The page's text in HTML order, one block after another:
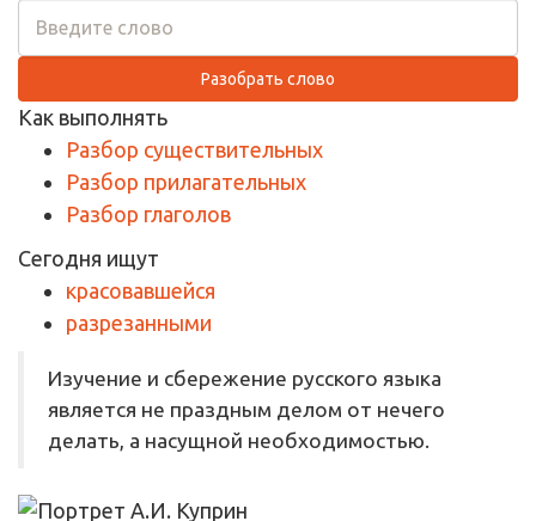
Разобрать слово
Как выполнять
Разбор существительных
Разбор прилагательных
Разбор глаголов
Сегодня ищут
красовавшейся
разрезанными
Изучение и сбережение русского языка
является не праздным делом от нечего
делать, а насущной необходимостью.